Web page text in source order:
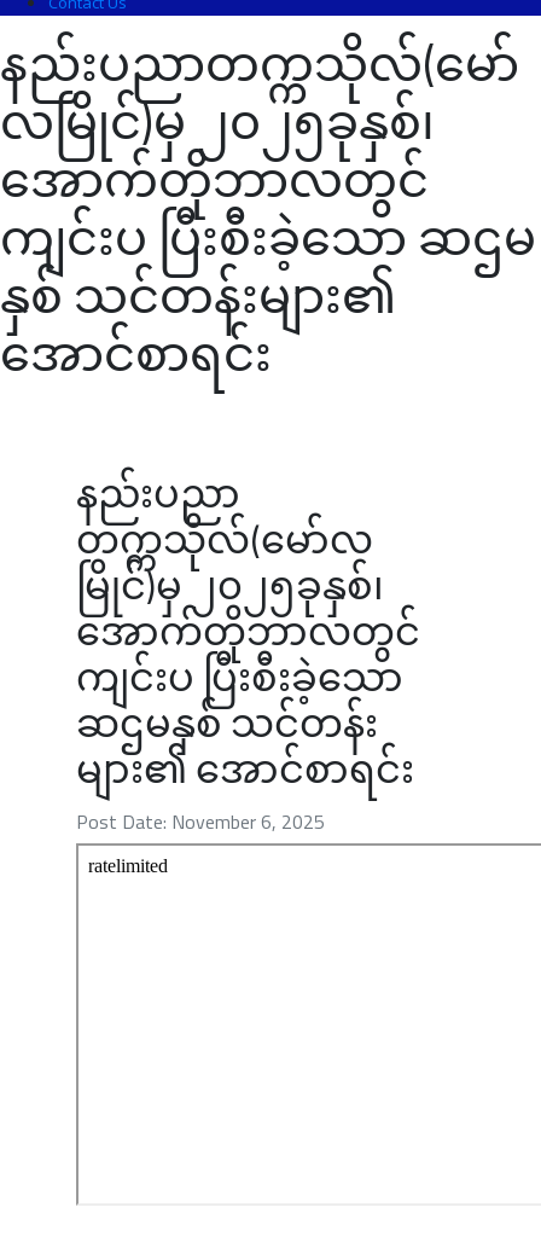
နည်းပညာတက္ကသိုလ်(မော်
လမြိုင်)မှ ၂၀၂၅ခုနှစ်၊
အောက်တိုဘာလတွင်
ကျင်းပ ပြီးစီးခဲ့သော ဆဌမ
နှစ် သင်တန်းများ၏
အောင်စာရင်း
နည်းပညာ
တက္ကသိုလ်(မော်လ
မြိုင်)မှ ၂၀၂၅ခုနှစ်၊
အောက်တိုဘာလတွင်
ကျင်းပ ပြီးစီးခဲ့သော
ဆဌမနှစ် သင်တန်း
များ၏ အောင်စာရင်း
Post Date: November 6, 2025